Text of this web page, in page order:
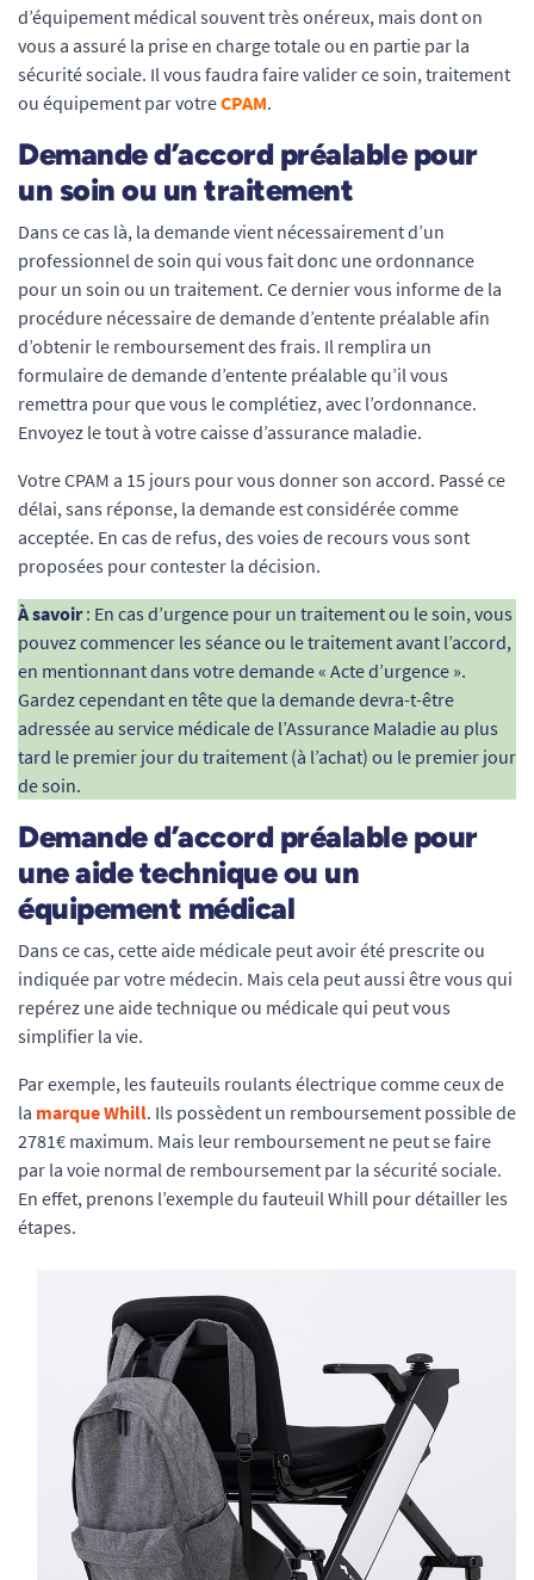
d’équipement médical souvent très onéreux, mais dont on
vous a assuré la prise en charge totale ou en partie par la
sécurité sociale. Il vous faudra faire valider ce soin, traitement
ou équipement par votreCPAM.
Demande d’accord préalable pour
un soin ou un traitement
Dans ce cas là, la demande vient nécessairement d’un
professionnel de soin qui vous fait donc une ordonnance
pour un soin ou un traitement. Ce dernier vous informe de la
procédure nécessaire de demande d’entente préalable afin
d’obtenir le remboursement des frais. Il remplira un
formulaire de demande d’entente préalable qu’il vous
remettra pour que vous le complétiez, avec l’ordonnance.
Envoyez le tout à votre caisse d’assurance maladie.
Votre CPAM a 15 jours pour vous donner son accord. Passé ce
délai, sans réponse, la demande est considérée comme
acceptée. En cas de refus, des voies de recours vous sont
proposées pour contester la décision.
À savoir: En cas d’urgence pour un traitement ou le soin, vous
pouvez commencer les séance ou le traitement avant l’accord,
en mentionnant dans votre demande « Acte d’urgence ».
Gardez cependant en tête que la demande devra-t-être
adressée au service médicale de l’Assurance Maladie au plus
tard le premier jour du traitement (à l’achat) ou le premier jour
de soin.
Demande d’accord préalable pour
une aide technique ou un
équipement médical
Dans ce cas, cette aide médicale peut avoir été prescrite ou
indiquée par votre médecin. Mais cela peut aussi être vous qui
repérez une aide technique ou médicale qui peut vous
simplifier la vie.
Par exemple, les fauteuils roulants électrique comme ceux de
la marque Whill. Ils possèdent un remboursement possible de
2781€ maximum. Mais leur remboursement ne peut se faire
par la voie normal de remboursement par la sécurité sociale.
En effet, prenons l’exemple du fauteuil Whill pour détailler les
étapes.